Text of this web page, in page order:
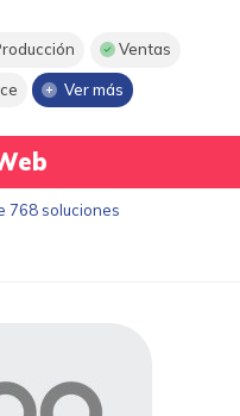
Ventas
Ver más
768 soluciones